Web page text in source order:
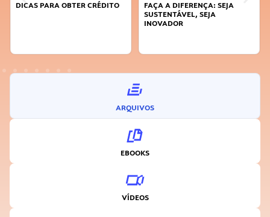
DICAS PARA OBTER CRÉDITO
FAÇA A DIFERENÇA: SEJA
SUSTENTÁVEL, SEJA
INOVADOR
ARQUIVOS
EBOOKS
VÍDEOS